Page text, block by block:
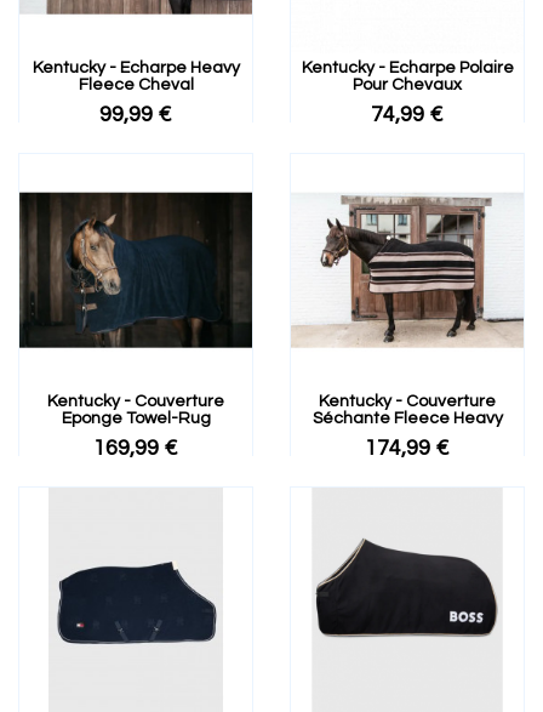
Kentucky - Echarpe Heavy
Fleece Cheval
99,99 €
Kentucky - Echarpe Polaire
Pour Chevaux
74,99 €
Kentucky - Couverture
Eponge Towel-Rug
169,99 €
Kentucky - Couverture
Séchante Fleece Heavy
174,99 €